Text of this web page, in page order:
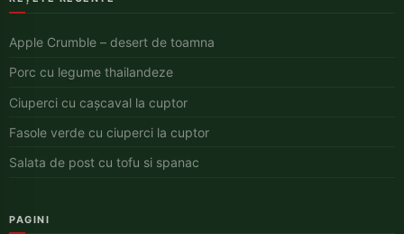
Apple Crumble – desert de toamna
Porc cu legume thailandeze
Ciuperci cu cașcaval la cuptor
Fasole verde cu ciuperci la cuptor
Salata de post cu tofu si spanac
PAGINI